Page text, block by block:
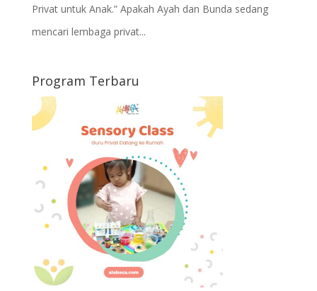
Privat untuk Anak.” Apakah Ayah dan Bunda sedang
mencari lembaga privat...
Program Terbaru